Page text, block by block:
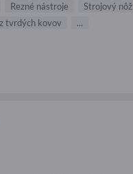
Rezné nástroje
Strojový nôž
tvrdých kovov ...